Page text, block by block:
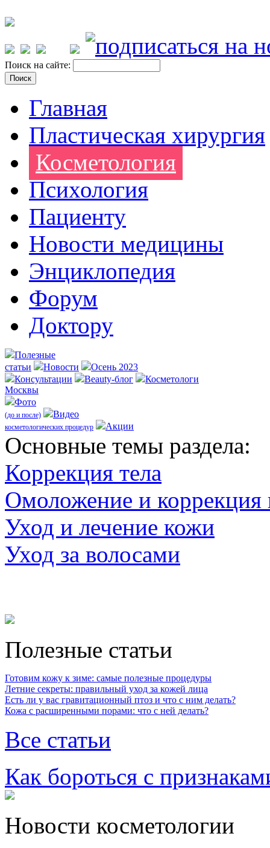
Поиск на сайте:
Главная
Пластическая хирургия
Косметология
Психология
Пациенту
Новости медицины
Энциклопедия
Форум
Доктору
Полезные
статьи
Новости
Осень 2023
Консультации
Beauty-блог
Косметологи
Москвы
Фото
(до и после) Видео
косметологических процедур Акции
Оcновные темы раздела:
Коррекция тела
Омоложение и коррекция
Уход и лечение кожи
Уход за волосами
Полезные статьи
Готовим кожу к зиме: самые полезные процедуры
Летние секреты: правильный уход за кожей лица
Есть ли у вас гравитационный птоз и что с ним делать?
Кожа с расширенными порами: что с ней делать?
Все статьи
Как бороться с
Новости косметологии